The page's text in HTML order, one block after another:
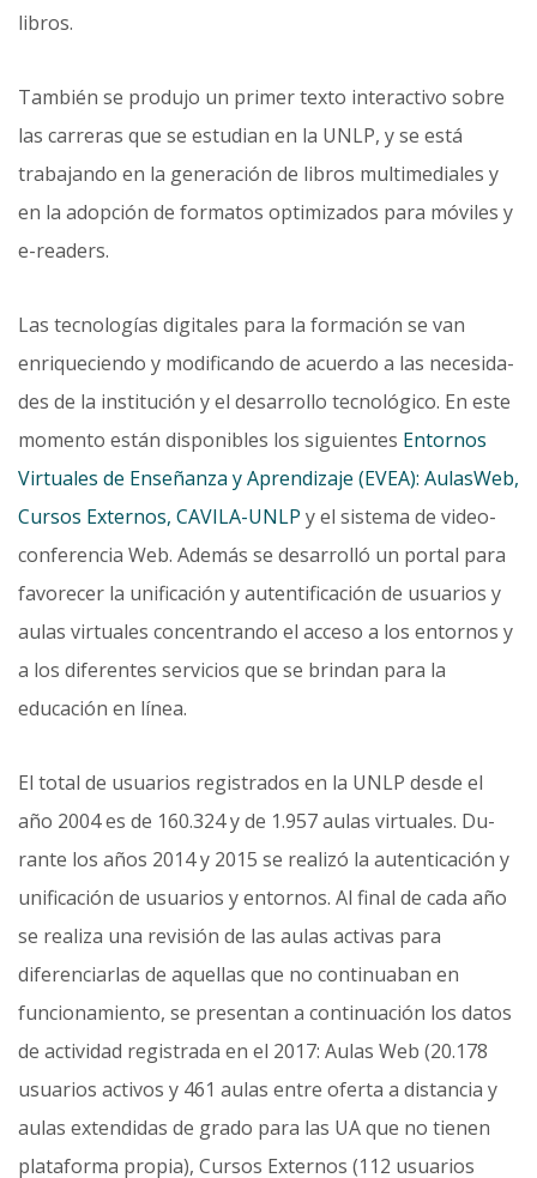
libros.
También se produjo un primer texto interactivo sobre
las carreras que se estudian en la UNLP, y se está
traba­jando en la generación de libros multimediales y
en la adopción de formatos optimizados para móviles y
e-readers.
Las tecnologías digitales para la formación se van
enriqueciendo y modificando de acuerdo a las necesida­
des de la institución y el desarrollo tecnológico. En este
momento están disponibles los siguientes Entornos
Virtuales de Enseñanza y Aprendizaje (EVEA): AulasWeb,
Cursos Externos, CAVILA-UNLP y el sistema de video­
conferencia Web. Además se desarrolló un portal para
favorecer la unificación y autentificación de usuarios y
aulas virtuales concentrando el acceso a los entornos y
a los diferentes servicios que se brindan para la
educación en línea.
El total de usuarios registrados en la UNLP desde el
año 2004 es de 160.324 y de 1.957 aulas virtuales. Du­
rante los años 2014 y 2015 se realizó la autenticación y
unificación de usuarios y entornos. Al final de cada año
se realiza una revisión de las aulas activas para
diferenciarlas de aquellas que no continuaban en
funciona­miento, se presentan a continuación los datos
de actividad registrada en el 2017: Aulas Web (20.178
usuarios activos y 461 aulas entre oferta a distancia y
aulas extendidas de grado para las UA que no tienen
plataforma propia), Cursos Externos (112 usuarios